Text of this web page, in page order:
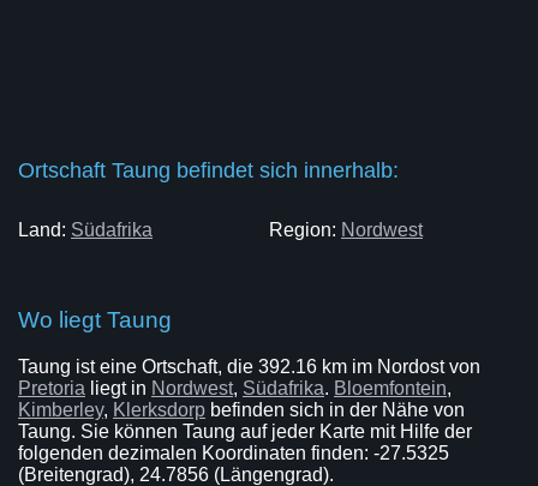
Ortschaft Taung befindet sich innerhalb:
Land: Südafrika Region: Nordwest
Wo liegt Taung
Taung ist eine Ortschaft, die 392.16 km im Nordost von
Pretoria liegt in Nordwest, Südafrika. Bloemfontein,
Kimberley, Klerksdorp befinden sich in der Nähe von
Taung. Sie können Taung auf jeder Karte mit Hilfe der
folgenden dezimalen Koordinaten finden: -27.5325
(Breitengrad), 24.7856 (Längengrad).